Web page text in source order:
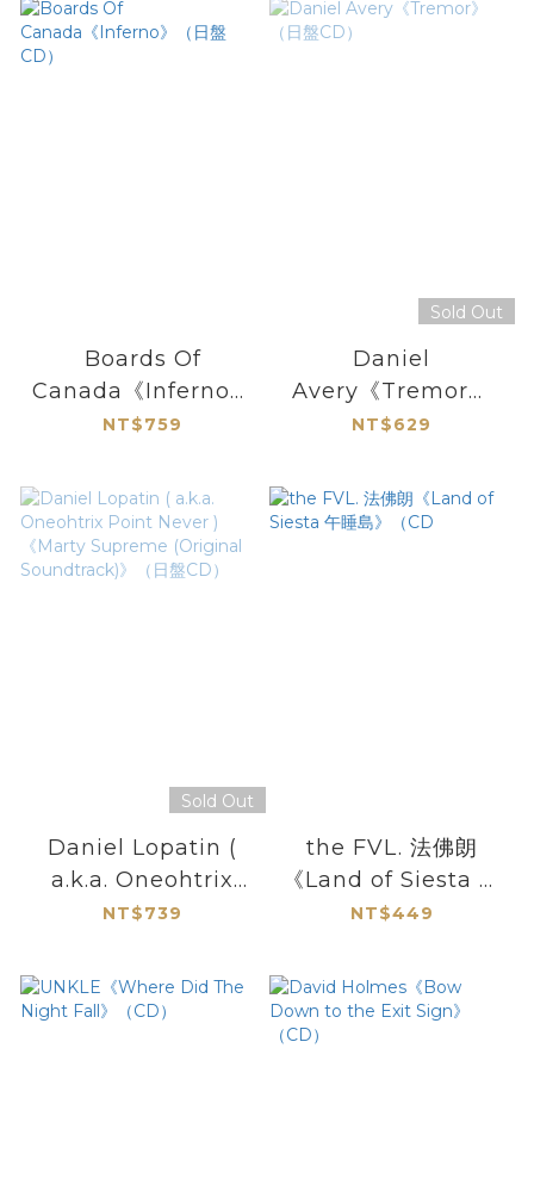
Boards Of
Canada《Inferno》
（日盤CD）
NT$759
Sold Out
Daniel
Avery《Tremor》
（日盤CD）
NT$629
Sold Out
Daniel Lopatin (
a.k.a. Oneohtrix
Point Never )
(Original
Soundtrack)》（日
NT$739
the FVL. 法佛朗
《Land of Siesta 午
睡島》（CD
NT$449